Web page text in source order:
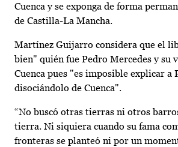
Cuenca y se exponga de forma
de Castilla-La Mancha.
Martínez Guijarro considera que el
bien" quién fue Pedro Mercedes y su
Cuenca pues "es imposible explicar a
disociándolo de Cuenca".
“No buscó otras tierras ni otros
tierra. Ni siquiera cuando su fama
fronteras se planteó ni por un